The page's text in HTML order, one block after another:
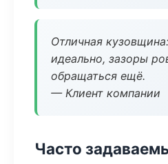
Отличная
идеально, зазоры
обращаться ещё.
— Клиент компании
Часто